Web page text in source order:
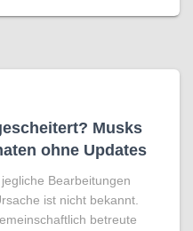
Musks
ohne Updates
Bearbeitungen
ist nicht bekannt.
betreute